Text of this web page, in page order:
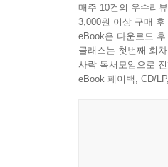
매주 10건의 우수리
3,000원 이상 구매 후
eBook은 다운로드
클래스는 첫번째 회
사락 독서모임으로
eBook 페이백, CD/